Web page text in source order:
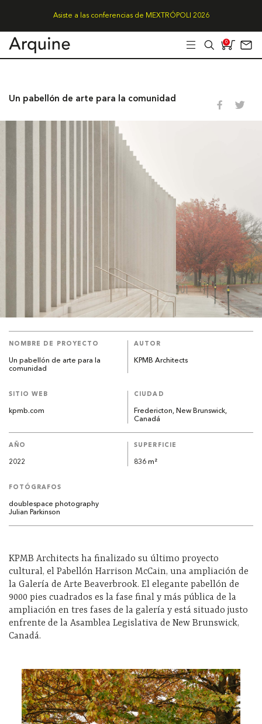
Asiste a las conferencias de MEXTRÓPOLI 2026
0
Un pabellón de arte para la comunidad
NOMBRE DE PROYECTO
Un pabellón de arte para la
comunidad
AUTOR
KPMB Architects
SITIO WEB
kpmb.com
CIUDAD
Fredericton, New Brunswick,
Canadá
AÑO
2022
SUPERFICIE
836 m²
FOTÓGRAFOS
doublespace photography
Julian Parkinson
KPMB Architects ha finalizado su último proyecto
cultural, el Pabellón Harrison McCain, una ampliación de
la Galería de Arte Beaverbrook. El elegante pabellón de
9000 pies cuadrados es la fase final y más pública de la
ampliación en tres fases de la galería y está situado justo
enfrente de la Asamblea Legislativa de New Brunswick,
Canadá.